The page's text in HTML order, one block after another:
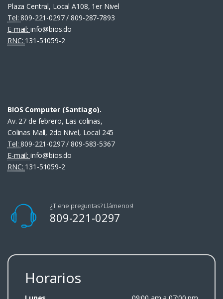
Plaza Central, Local A108, 1er Nivel
Tel:809-221-0297 / 809-287-7893
E-mail: info@bios.do
RNC: 131-51059-2
BIOS Computer (Santiago).
Av. 27 de febrero, Las colinas,
Colinas Mall, 2do Nivel, Local 245
Tel:809-221-0297 / 809-583-5367
E-mail: info@bios.do
RNC: 131-51059-2
¿Tiene preguntas? Llámenos!
809-221-0297
Horarios